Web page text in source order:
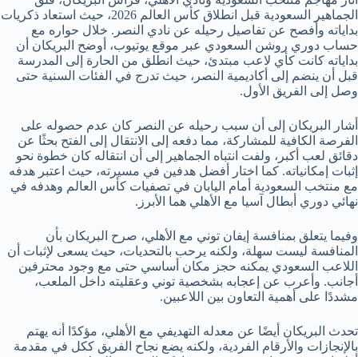
الجماهير السعودية قبل انطلاق كأس العالم 2026، حيث استعاد ذكريات
بداياته وأفصح عن تفاصيل رحيله عن نادي النصر. خلال حواره مع
حساب دوري روشن السعودي عبر موقع يوتيوب، أوضح البريكان أن
بداياته كانت كأي لاعب مبتدئ، حيث انطلق من الحارة إلى المدرسة
قبل أن ينضم إلى أكاديمية النصر، حيث تدرج في الفئات السنية حتى
وصل إلى الفريق الأول.
أشار البريكان إلى أن سبب رحيله عن النصر كان عدم حصوله على
الفرصة الكافية للمشاركة، مما دفعه إلى الانتقال إلى الفتح بحثًا عن
دقائق لعب أكبر، ولفت انتباه الجماهير إلى أن انتقاله كان خطوة نحو
إثبات إمكانياته. كما اختار أفضل هدفين في مسيرته، حيث اعتبر هدفه
مع منتخب السعودية أمام اليابان في تصفيات كأس العالم وهدفه في
نهائي دوري أبطال آسيا مع الأهلي هما الأبرز.
وفيما يتعلق بمنافسة إيفان توني مع الأهلي، صرح البريكان بأن
المنافسة ليست سهلة، ولكنه يرحب بالتحديات، حيث يسعى لإثبات أن
اللاعب السعودي يمكنه حجز مكان أساسي حتى مع وجود محترفين
أجانب. وأعرب عن إعجابه بشخصية توني وعقليته داخل الملعب،
مشددًا على أهمية التعاون بين اللاعبين.
تحدث البريكان أيضًا عن معدله التهديفي مع الأهلي، مؤكدًا أنه يهتم
بالإنجازات والأرقام الفردية، ولكنه يضع نجاح الفريق ككل في مقدمة